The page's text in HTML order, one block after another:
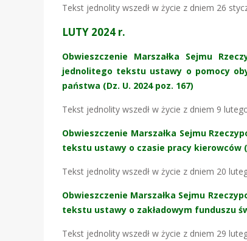
Tekst jednolity wszedł w życie z dniem 26
LUTY 2024 r.
Obwieszczenie Marszałka Sejmu
jednolitego tekstu ustawy o pomocy
państwa (Dz. U. 2024 poz. 167)
Tekst jednolity wszedł w życie z dniem 9
Obwieszczenie Marszałka Sejmu
tekstu ustawy o czasie pracy kierowców
Tekst jednolity wszedł w życie z dniem 20
Obwieszczenie Marszałka Sejmu
tekstu ustawy o zakładowym funduszu
Tekst jednolity wszedł w życie z dniem 29